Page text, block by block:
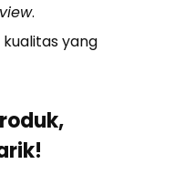
.
yang